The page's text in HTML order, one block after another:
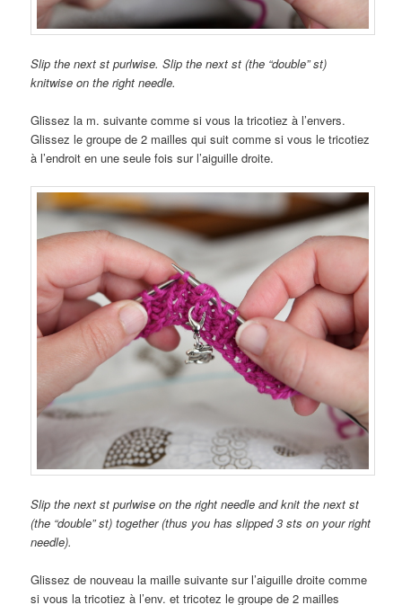
Slip the next st purlwise. Slip the next st (the “double” st)
knitwise on the right needle.
Glissez la m. suivante comme si vous la tricotiez à l’envers.
Glissez le groupe de 2 mailles qui suit comme si vous le tricotiez
à l’endroit en une seule fois sur l’aiguille droite.
Slip the next st purlwise on the right needle and knit the next st
(the “double” st) together (thus you has slipped 3 sts on your right
needle).
Glissez de nouveau la maille suivante sur l’aiguille droite comme
si vous la tricotiez à l’env. et tricotez le groupe de 2 mailles